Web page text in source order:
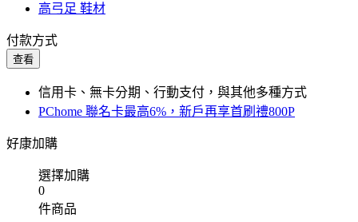
高弓足 鞋材
付款方式
查看
信用卡、無卡分期、行動支付，與其他多種方式
PChome 聯名卡最高6%，新戶再享首刷禮800P
好康加購
選擇加購
0
件商品